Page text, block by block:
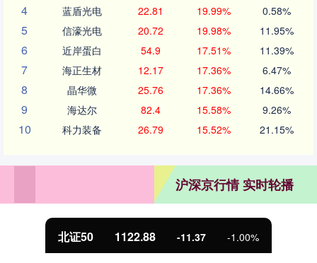
4 蓝盾光电 22.81 19.99% 0.58%
5 信濠光电 20.72 19.98% 11.95%
6 近岸蛋白 54.9 17.51% 11.39%
7 海正生材 12.17 17.36% 6.47%
8 晶华微 25.76 17.36% 14.66%
9 海达尔 82.4 15.58% 9.26%
10 科力装备 26.79 15.52% 21.15%
沪深京行情 实时轮播
北证50 1122.88 -11.37 -1.00%